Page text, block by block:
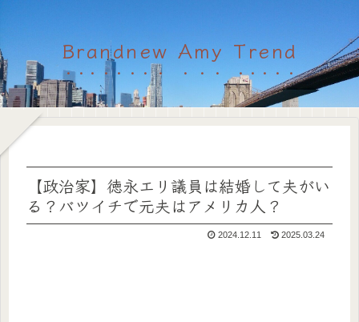
Brandnew Amy Trend
【政治家】徳永エリ議員は結婚して夫がい
る？バツイチで元夫はアメリカ人？
2024.12.11 2025.03.24